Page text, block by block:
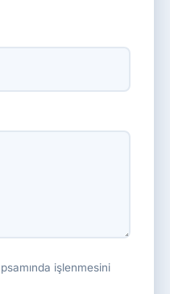
işlenmesini